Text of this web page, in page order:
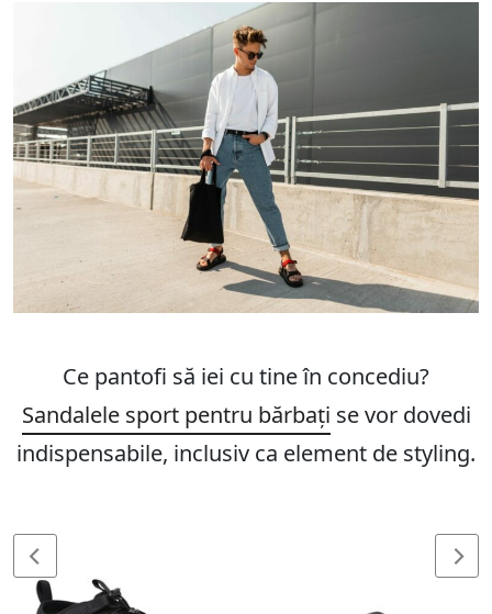
Ce pantofi să iei cu tine în concediu?
Sandalele sport pentru bărbați se vor dovedi
indispensabile, inclusiv ca element de styling.